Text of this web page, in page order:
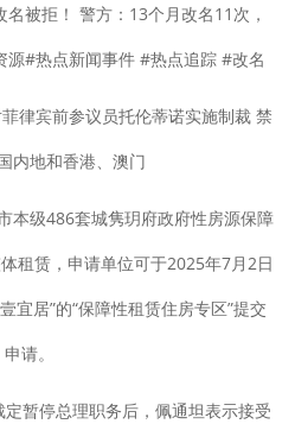
被拒！ 警方：13个月改名11次，
源#热点新闻事件 #热点追踪 #改名
宾前参议员托伦蒂诺实施制裁 禁
内地和香港、澳门
级486套城隽玥府政府性房源保障
租赁，申请单位可于2025年7月2日
宜居”的“保障性租赁住房专区”提交
申请。
暂停总理职务后，佩通坦表示接受